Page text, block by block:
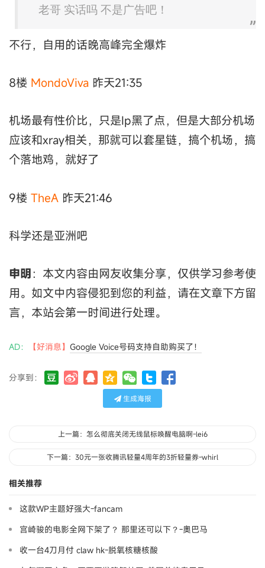
老哥 实话吗 不是广告吧！
不行，自用的话晚高峰完全爆炸
8楼 MondoViva 昨天21:35
机场最有性价比，只是Ip黑了点，但是大部分机场
应该和xray相关，那就可以套星链，搞个机场，搞
个落地鸡，就好了
9楼 TheA 昨天21:46
科学还是亚洲吧
申明 ：本文内容由网友收集分享，仅供学习参考使
用。如文中内容侵犯到您的利益，请在文章下方留
言，本站会第一时间进行处理。
AD： 【好消息】 Google Voice号码支持自助购买了！
分享到：
生成海报
上一篇：怎么彻底关闭无线鼠标唤醒电脑啊-lei6
下一篇：30元一张收腾讯轻量4周年的3折轻量券-whirl
相关推荐
这款WP主题好强大-fancam
宫崎骏的电影全网下架了？ 那里还可以下？-奧巴马
收一台4刀月付 claw hk-脱氧核糖核酸